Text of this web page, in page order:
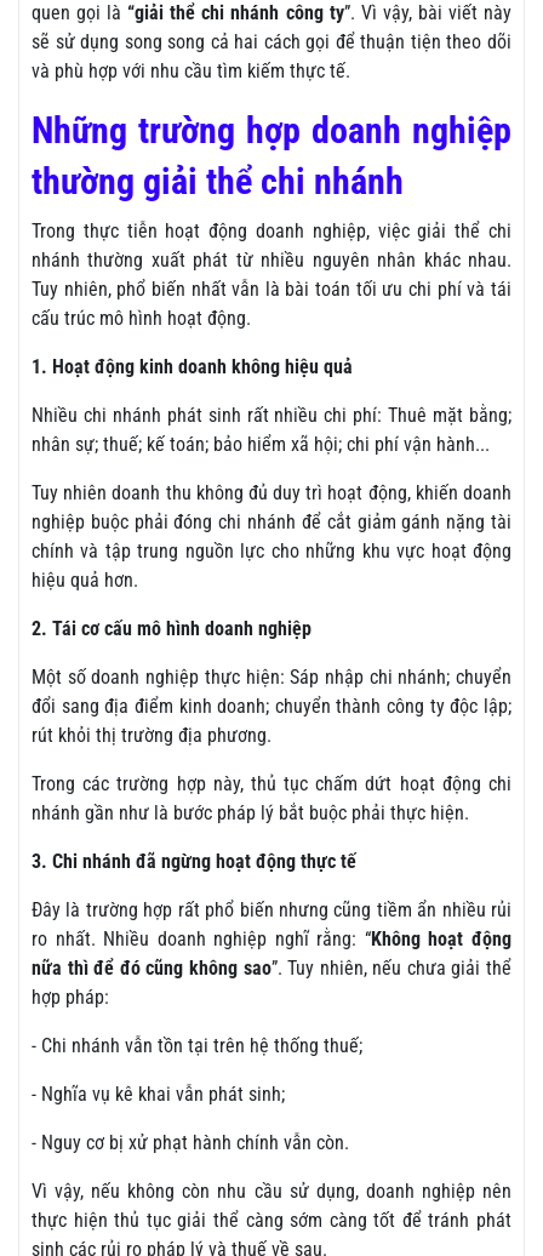
quen gọi là “giải thể chi nhánh công ty”. Vì vậy, bài viết này
sẽ sử dụng song song cả hai cách gọi để thuận tiện theo dõi
và phù hợp với nhu cầu tìm kiếm thực tế.
Những trường hợp doanh nghiệp
thường giải thể chi nhánh
Trong thực tiễn hoạt động doanh nghiệp, việc giải thể chi
nhánh thường xuất phát từ nhiều nguyên nhân khác nhau.
Tuy nhiên, phổ biến nhất vẫn là bài toán tối ưu chi phí và tái
cấu trúc mô hình hoạt động.
1. Hoạt động kinh doanh không hiệu quả
Nhiều chi nhánh phát sinh rất nhiều chi phí: Thuê mặt bằng;
nhân sự; thuế; kế toán; bảo hiểm xã hội; chi phí vận hành...
Tuy nhiên doanh thu không đủ duy trì hoạt động, khiến doanh
nghiệp buộc phải đóng chi nhánh để cắt giảm gánh nặng tài
chính và tập trung nguồn lực cho những khu vực hoạt động
hiệu quả hơn.
2. Tái cơ cấu mô hình doanh nghiệp
Một số doanh nghiệp thực hiện: Sáp nhập chi nhánh; chuyển
đổi sang địa điểm kinh doanh; chuyển thành công ty độc lập;
rút khỏi thị trường địa phương.
Trong các trường hợp này, thủ tục chấm dứt hoạt động chi
nhánh gần như là bước pháp lý bắt buộc phải thực hiện.
3. Chi nhánh đã ngừng hoạt động thực tế
Đây là trường hợp rất phổ biến nhưng cũng tiềm ẩn nhiều rủi
ro nhất. Nhiều doanh nghiệp nghĩ rằng: “Không hoạt động
nữa thì để đó cũng không sao”. Tuy nhiên, nếu chưa giải thể
hợp pháp:
- Chi nhánh vẫn tồn tại trên hệ thống thuế;
- Nghĩa vụ kê khai vẫn phát sinh;
- Nguy cơ bị xử phạt hành chính vẫn còn.
Vì vậy, nếu không còn nhu cầu sử dụng, doanh nghiệp nên
thực hiện thủ tục giải thể càng sớm càng tốt để tránh phát
sinh các rủi ro pháp lý và thuế về sau.